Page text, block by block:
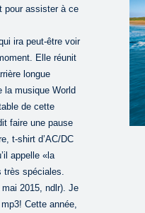
pour assister à ce
ira peut-être voir
Elle réunit
longue
la musique World
de cette
faire une pause
t-shirt d’AC/DC
appelle «la
très spéciales.
2015, ndlr). Je
Cette année,